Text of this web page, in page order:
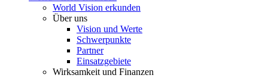
World Vision erkunden
Über uns
Vision und Werte
Schwerpunkte
Partner
Einsatzgebiete
Wirksamkeit und Finanzen